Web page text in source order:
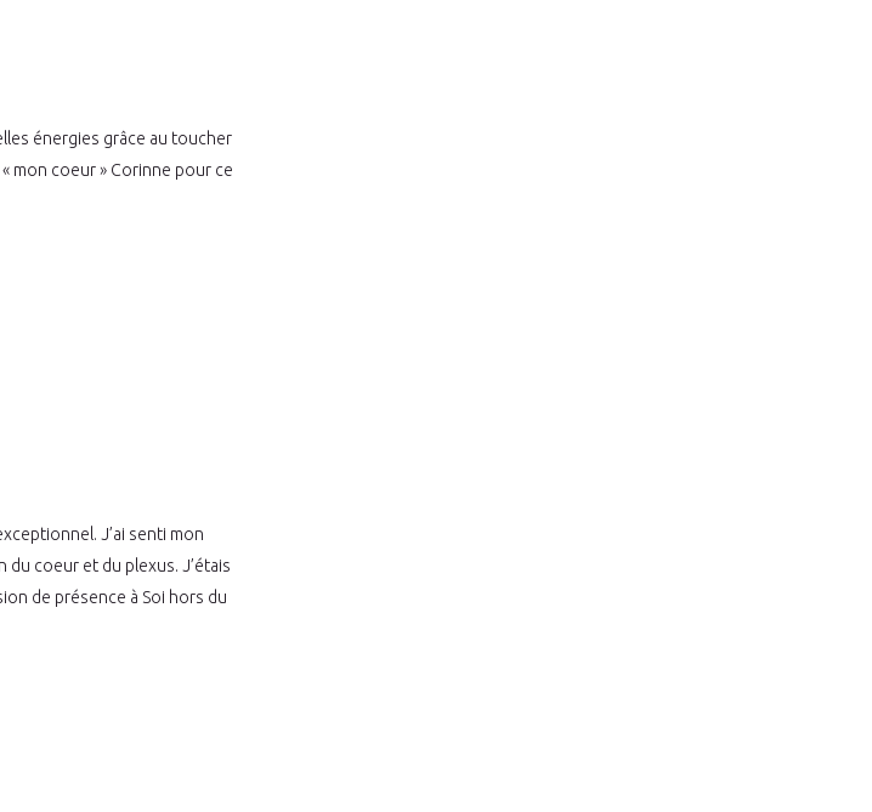
énergies grâce au toucher
mon coeur » Corinne pour ce
J’ai senti mon
du coeur et du plexus. J’étais
de présence à Soi hors du